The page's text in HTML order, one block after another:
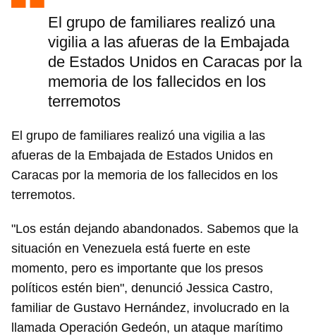
El grupo de familiares realizó una
vigilia a las afueras de la Embajada
de Estados Unidos en Caracas por la
memoria de los fallecidos en los
terremotos
El grupo de familiares realizó una vigilia a las
afueras de la Embajada de Estados Unidos en
Caracas por la memoria de los fallecidos en los
terremotos.
"Los están dejando abandonados. Sabemos que la
situación en Venezuela está fuerte en este
momento, pero es importante que los presos
políticos estén bien", denunció Jessica Castro,
familiar de Gustavo Hernández, involucrado en la
llamada Operación Gedeón, un ataque marítimo